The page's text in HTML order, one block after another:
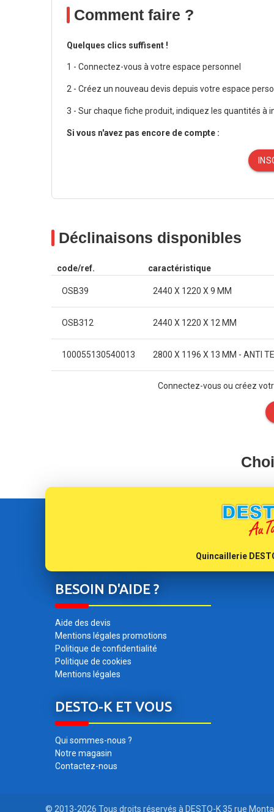
Comment faire ?
Quelques clics suffisent !
1 - Connectez-vous à votre espace personnel
2 - Créez un nouveau devis depuis votre espace
3 - Sur chaque fiche produit, indiquez les quantités à
Si vous n'avez pas encore de compte :
Déclinaisons disponibles
code/ref. caractéristique
OSB39 2440 X 1220 X 9 MM
OSB312 2440 X 1220 X 12 MM
100055130540013 2800 X 1196 X 13 MM - ANTI
Connectez-vous ou créez
Quincaillerie
BESOIN D'AIDE ?
Aide des devis
Mentions légales promotions
Politique de confidentialité
Politique de cookies
Mentions légales
DESTO-K ET VOUS
Qui sommes-nous ?
Notre magasin
Contactez-nous
© 2013-2026 Tous droits réservés à DESTO-K 35 rue